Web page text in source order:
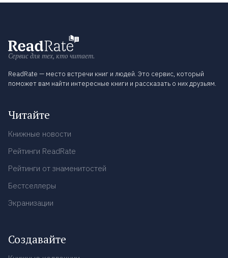
Сервис для тех, кто читает.
ReadRate — место встречи книг и людей. Это сервис, который
поможет вам найти интересные книги и рассказать о них друзьям.
Читайте
Книжные новости
Рейтинги ReadRate
Рейтинги от знаменитостей
Бестселлеры
Экранизации
Создавайте